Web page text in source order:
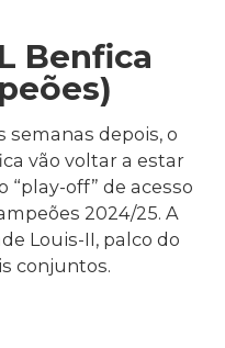
Benfica
semanas depois, o
vão voltar a estar
“play-off” de acesso
2024/25. A
Louis-II, palco do
conjuntos.